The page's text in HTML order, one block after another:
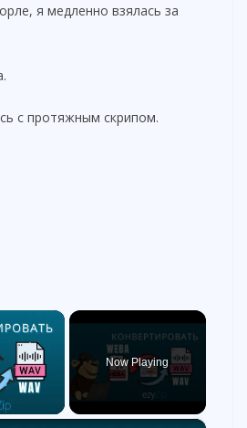
я медленно взялась за
с протяжным скрипом.
×
Video
Now Playing